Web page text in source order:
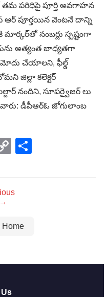
తమ పరిధిపై పూర్తి అవగాహన
పూర్తయిన వెంటనే దాన్ని
నంబర్లు స్పష్టంగా
అత్యంత బాధ్యతగా
చేయాలని, ఫీల్డ్
జిల్లా కలెక్టర్
నందిని, సూపర్వైజర్ లు
డీపీఆర్ఓ జోగులాంబ
Copy